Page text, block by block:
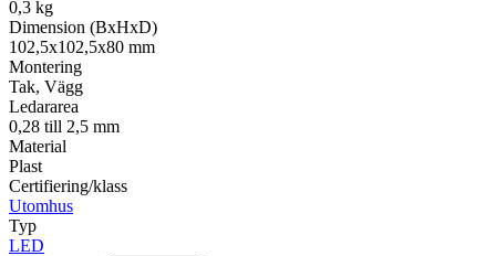
0,3 kg
Dimension (BxHxD)
102,5x102,5x80 mm
Montering
Tak, Vägg
Ledararea
0,28 till 2,5 mm
Material
Plast
Certifiering/klass
Utomhus
Typ
LED